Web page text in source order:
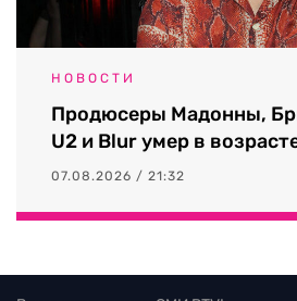
НОВОСТИ
Продюсеры Мадонны,
U2 и Blur умер в
07.08.2026 / 21:32